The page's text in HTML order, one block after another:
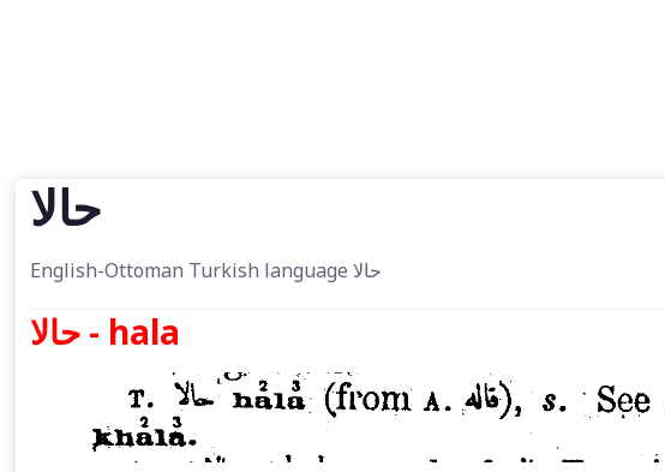
حالا
English-Ottoman Turkish language حالا
حالا - hala